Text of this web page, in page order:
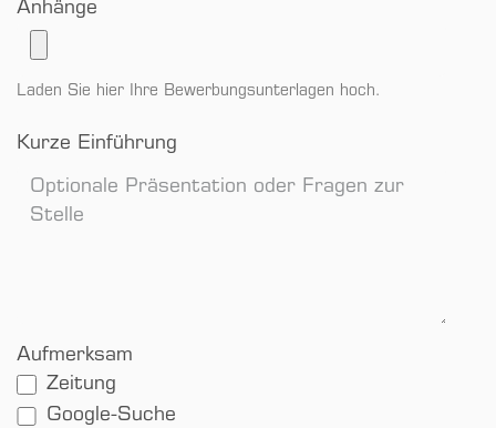
Anhänge
Laden Sie hier Ihre Bewerbungsunterlagen hoch.
Kurze Einführung
Aufmerksam
Zeitung
Google-Suche